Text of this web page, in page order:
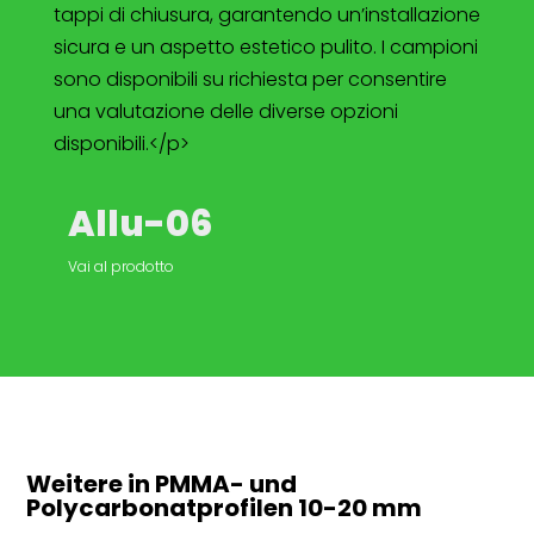
tappi di chiusura, garantendo un’installazione
sicura e un aspetto estetico pulito. I campioni
sono disponibili su richiesta per consentire
una valutazione delle diverse opzioni
disponibili.</p>
Allu-06
Vai al prodotto
Weitere in PMMA- und
Polycarbonatprofilen 10-20 mm